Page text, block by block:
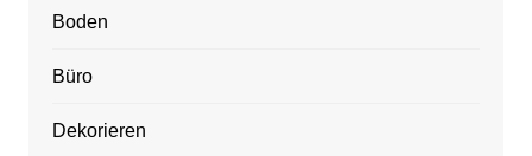
Boden
Büro
Dekorieren